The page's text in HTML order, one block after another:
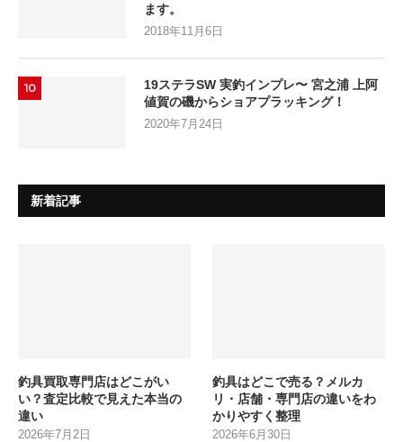
ます。
2018年11月6日
10
19ステラSW 実釣インプレ〜 宮之浦 上阿
値賀の磯からショアプラッキング！
2020年7月24日
新着記事
釣具買取専門店はどこがい
い？査定比較で見えた本当の
違い
2026年7月2日
釣具はどこで売る？メルカ
リ・店舗・専門店の違いをわ
かりやすく整理
2026年6月30日